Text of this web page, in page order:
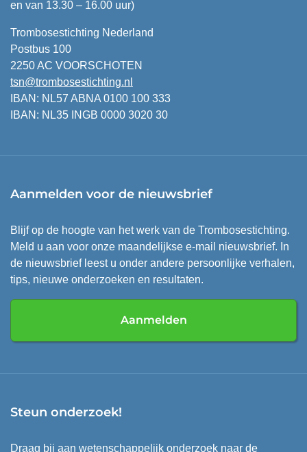
en van 13.30 – 16.00 uur)
Trombosestichting Nederland
Postbus 100
2250 AC VOORSCHOTEN
tsn@trombosestichting.nl
IBAN: NL57 ABNA 0100 100 333
IBAN: NL35 INGB 0000 3020 30
Aanmelden voor de nieuwsbrief
Blijf op de hoogte van het werk van de Trombosestichting.
Meld u aan voor onze maandelijkse e-mail nieuwsbrief. In
de nieuwsbrief leest u onder andere persoonlijke verhalen,
tips, nieuwe onderzoeken en resultaten.
Aanmelden
Steun onderzoek!
Draag bij aan wetenschappelijk onderzoek naar de